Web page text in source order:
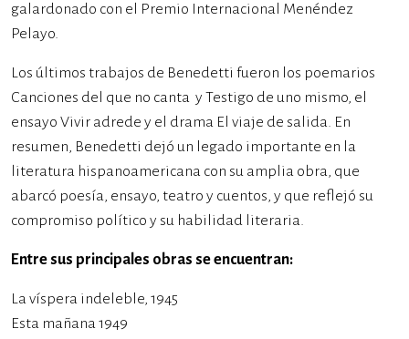
galardonado con el Premio Internacional Menéndez
Pelayo.
Los últimos trabajos de Benedetti fueron los poemarios
Canciones del que no canta y Testigo de uno mismo, el
ensayo Vivir adrede y el drama El viaje de salida. En
resumen, Benedetti dejó un legado importante en la
literatura hispanoamericana con su amplia obra, que
abarcó poesía, ensayo, teatro y cuentos, y que reflejó su
compromiso político y su habilidad literaria.
Entre sus principales obras se encuentran:
La víspera indeleble, 1945
Esta mañana 1949